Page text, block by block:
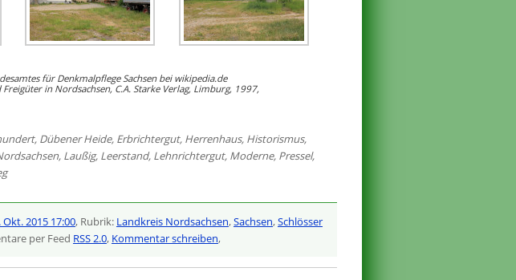
für Denkmalpflege Sachsen bei wikipedia.de
in Nordsachsen, C.A. Starke Verlag, Limburg, 1997,
, Dübener Heide, Erbrichtergut, Herrenhaus, Historismus,
, Laußig, Leerstand, Lehnrichtergut, Moderne, Pressel,
Okt. 2015 17:00, Rubrik: Landkreis Nordsachsen,Sachsen,Schlösser
per Feed RSS 2.0, Kommentar schreiben,